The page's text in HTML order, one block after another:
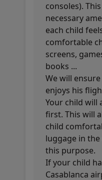
consoles).
necessary
each child
comfortable
screens,
books ...
We will
enjoys his
Your child will
first. This will
child
luggage in
this purpose.
If your child
Casablanca